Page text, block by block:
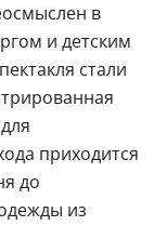
в
и детским
стали
приходится
до
из